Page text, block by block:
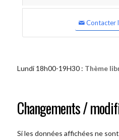
Contacter
Lundi 18h00-19H30 : Thème
Changements /
Si les données affichées ne